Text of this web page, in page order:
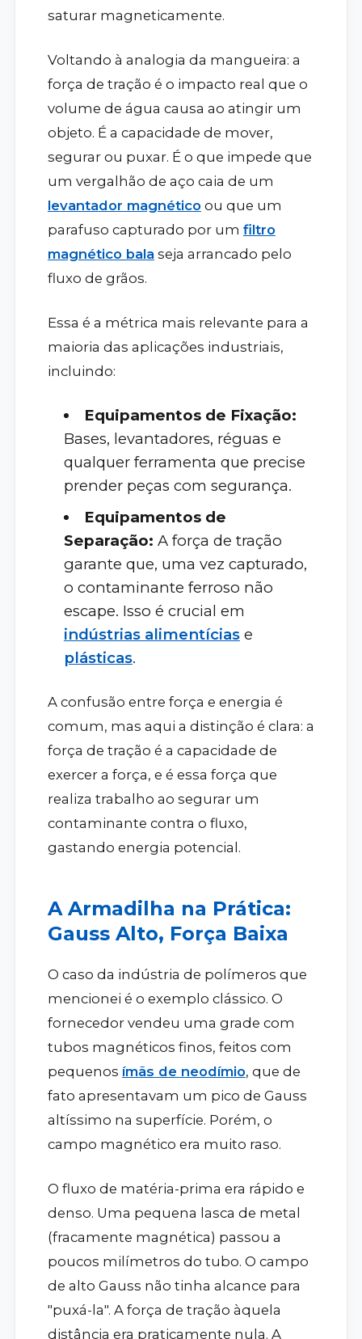
saturar magneticamente.
Voltando à analogia da mangueira: a
força de tração é o impacto real que o
volume de água causa ao atingir um
objeto. É a capacidade de mover,
segurar ou puxar. É o que impede que
um vergalhão de aço caia de um
levantador magnético ou que um
parafuso capturado por um filtro
magnético balaseja arrancado pelo
fluxo de grãos.
Essa é a métrica mais relevante para a
maioria das aplicações industriais,
incluindo:
Equipamentos de Fixação:
Bases, levantadores, réguas e
qualquer ferramenta que precise
prender peças com segurança.
Equipamentos de
Separação: A força de tração
garante que, uma vez capturado,
o contaminante ferroso não
escape. Isso é crucial em
indústrias alimentíciase
plásticas.
A confusão entre força e energia é
comum, mas aqui a distinção é clara: a
força de tração é a capacidade de
exercer a força, e é essa força que
realiza trabalho ao segurar um
contaminante contra o fluxo,
gastando energia potencial.
A Armadilha na Prática:
Gauss Alto, Força Baixa
O caso da indústria de polímeros que
mencionei é o exemplo clássico. O
fornecedor vendeu uma grade com
tubos magnéticos finos, feitos com
pequenos ímãs de neodímio, que de
fato apresentavam um pico de Gauss
altíssimo na superfície. Porém, o
campo magnético era muito raso.
O fluxo de matéria-prima era rápido e
denso. Uma pequena lasca de metal
(fracamente magnética) passou a
poucos milímetros do tubo. O campo
de alto Gauss não tinha alcance para
"puxá-la". A força de tração àquela
distância era praticamente nula. A